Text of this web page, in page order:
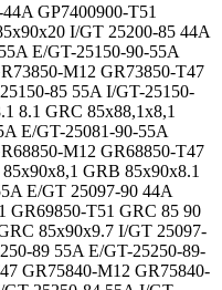
GP7400900-T51
I/GT 25200-85 44A
E/GT-25150-90-55A
M12 GR73850-T47
85 55A I/GT-25150-
8.1 GRC 85x88,1x8,1
E/GT-25081-90-55A
M12 GR68850-T47
GRB 85x90x8.1
E/GT 25097-90 44A
GR69850-T51 GRC 85 90
85x90x9.7 I/GT 25097-
89 55A E/GT-25250-89-
GR75840-M12 GR75840-